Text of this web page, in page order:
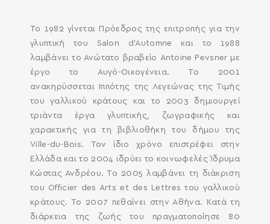
Το 1982 γίνεται Πρόεδρος της επιτροπής για την
γλυπτική του Salon d’Automne και το 1988
λαμβάνει το Ανώτατο βραβείο Antoine Pevsner με
έργο το Αυγό-Οικογένεια. Το 2001
ανακηρύσσεται Ιππότης της Λεγεώνας της Τιμής
του γαλλικού κράτους και το 2003 δημιουργεί
τριάντα έργα γλυπτικής, ζωγραφικής και
χαρακτικής για τη βιβλιοθήκη του δήμου της
Ville-du-Bois. Τον ίδιο χρόνο επιστρέφει στην
Ελλάδα και το 2004 ιδρύει το κοινωφελές Ίδρυμα
Κώστας Ανδρέου. Το 2005 λαμβάνει τη διάκριση
του Officier des Arts et des Lettres του γαλλικού
κράτους. Το 2007 πεθαίνει στην Αθήνα. Κατά τη
διάρκεια της ζωής του πραγματοποίησε 80